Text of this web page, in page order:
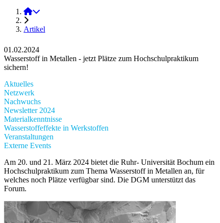
DGM e.V.
Artikel
01.02.2024
Wasserstoff in Metallen - jetzt Plätze zum Hochschulpraktikum
sichern!
Aktuelles
Netzwerk
Nachwuchs
Newsletter 2024
Materialkenntnisse
Wasserstoffeffekte in Werkstoffen
Veranstaltungen
Externe Events
Am 20. und 21. März 2024 bietet die Ruhr- Universität Bochum ein
Hochschulpraktikum zum Thema Wasserstoff in Metallen an, für
welches noch Plätze verfügbar sind. Die DGM unterstützt das
Forum.